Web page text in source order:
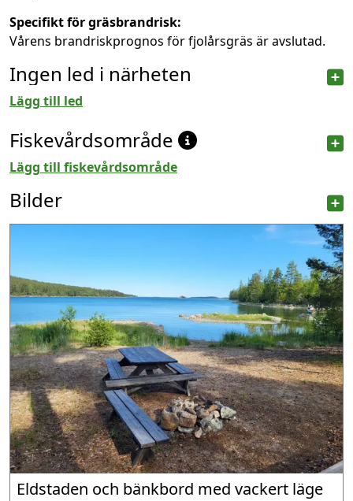
Specifikt för gräsbrandrisk:
Vårens brandriskprognos för fjolårsgräs är avslutad.
Ingen led i närheten
Lägg till led
Fiskevårdsområde
Lägg till fiskevårdsområde
Bilder
Eldstaden och bänkbord med vackert läge